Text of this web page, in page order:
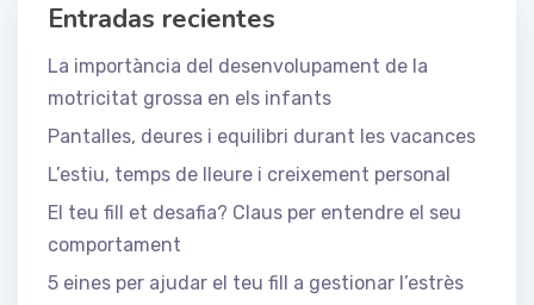
Entradas recientes
La importància del desenvolupament de la
motricitat grossa en els infants
Pantalles, deures i equilibri durant les vacances
L’estiu, temps de lleure i creixement personal
El teu fill et desafia? Claus per entendre el seu
comportament
5 eines per ajudar el teu fill a gestionar l’estrès